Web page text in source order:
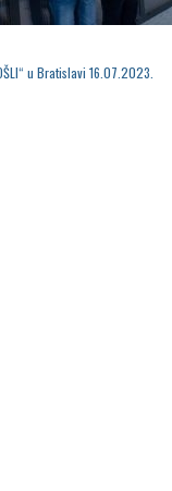
u Bratislavi 16.07.2023.